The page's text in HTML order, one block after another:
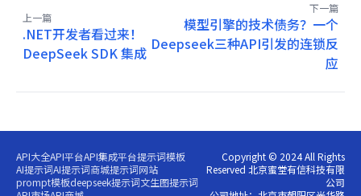
上一篇
.NET开发者看过来！
DeepSeek SDK 集成
下一篇
模型引擎的技术债务？一个
Deepseek三种API引发的连锁反
应
API大全API平台API集成平台提示词模板
AI提示词AI提示词商城提示词网站
prompt模板deepseek提示词文生图提示词
Copyright © 2024 All Rights
Reserved 北京蜜堂有信科技有限
公司